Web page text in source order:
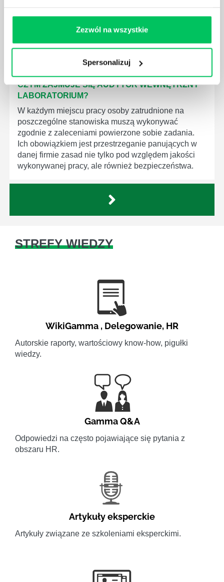
Zezwól na wszystkie
Spersonalizuj
produktów, które trafiają do klientów.
CZYM ZAJMUJE SIĘ AUDYTOR WEWNĘTRZNY
LABORATORIUM?
W każdym miejscu pracy osoby zatrudnione na
poszczególne stanowiska muszą wykonywać
zgodnie z zaleceniami powierzone sobie zadania.
Ich obowiązkiem jest przestrzeganie panujących w
danej firmie zasad nie tylko pod względem jakości
wykonywanej pracy, ale również bezpieczeństwa.
STREFY WIEDZY
WikiGamma , Delegowanie, HR
Autorskie raporty, wartościowy know-how, pigułki
wiedzy.
Gamma Q&A
Odpowiedzi na często pojawiające się pytania z
obszaru HR.
Artykuły eksperckie
Artykuły związane ze szkoleniami eksperckimi.